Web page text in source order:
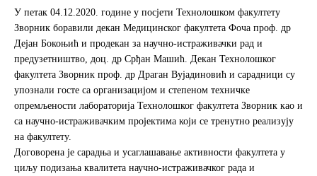
c
e
b
o
k
i
t
t
r
a
r
e
У петак 04.12.2020. године у посјети Технолошком факултету
Зворник боравили декан Медицинског факултета Фоча проф. др
Дејан Бокоњић и продекан за научно-истраживачки рад и
предузетништво, доц. др Срђан Машић. Декан Технолошког
факултета Зворник проф. др Драган Вујадиновић и сарадници су
упознали госте са организацијом и степеном техничке
опремљености лабораторија Технолошког факултета Зворник као и
са научно-истраживачким пројектима који се тренутно реализују
на факултету.
Договорена је сарадња и усаглашавање активности факултета у
циљу подизања квалитета научно-истраживачког рада и